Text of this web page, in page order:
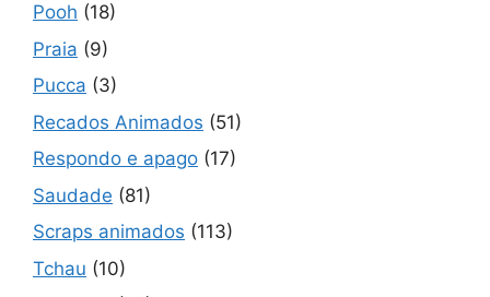
Pooh (18)
Praia (9)
Pucca (3)
Recados Animados (51)
Respondo e apago (17)
Saudade (81)
Scraps animados (113)
Tchau (10)